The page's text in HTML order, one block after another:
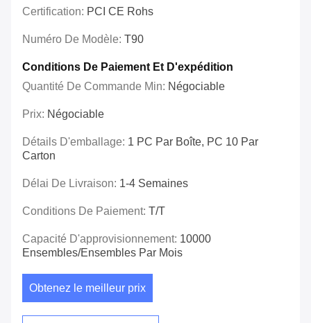
Certification: PCI CE Rohs
Numéro De Modèle: T90
Conditions De Paiement Et D'expédition
Quantité De Commande Min: Négociable
Prix: Négociable
Détails D'emballage: 1 PC Par Boîte, PC 10 Par
Carton
Délai De Livraison: 1-4 Semaines
Conditions De Paiement: T/T
Capacité D'approvisionnement: 10000
Ensembles/ensembles Par Mois
Obtenez le meilleur prix